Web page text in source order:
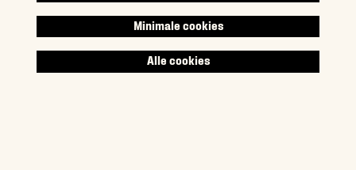
Minimale cookies
Alle cookies